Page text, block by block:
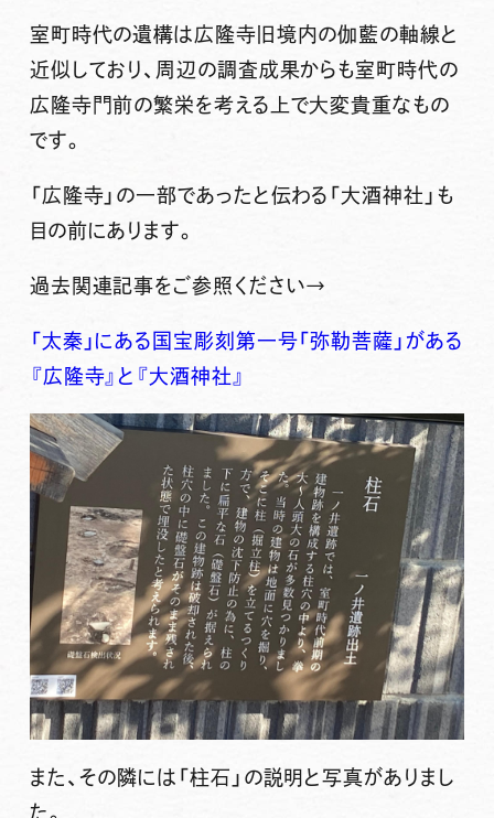
室町時代の遺構は広隆寺旧境内の伽藍の軸線と
近似しており、周辺の調査成果からも室町時代の
広隆寺門前の繁栄を考える上で大変貴重なもの
です。
「広隆寺」の一部であったと伝わる「大酒神社」も
目の前にあります。
過去関連記事をご参照ください→
「太秦」にある国宝彫刻第一号「弥勒菩薩」がある
『広隆寺』と『大酒神社』
また、その隣には「柱石」の説明と写真がありまし
た。